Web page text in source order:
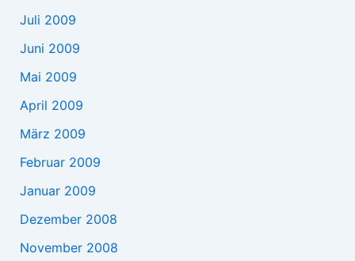
Juli 2009
Juni 2009
Mai 2009
April 2009
März 2009
Februar 2009
Januar 2009
Dezember 2008
November 2008